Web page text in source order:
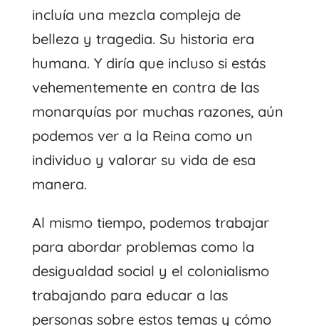
incluía una mezcla compleja de
belleza y tragedia. Su historia era
humana. Y diría que incluso si estás
vehementemente en contra de las
monarquías por muchas razones, aún
podemos ver a la Reina como un
individuo y valorar su vida de esa
manera.
Al mismo tiempo, podemos trabajar
para abordar problemas como la
desigualdad social y el colonialismo
trabajando para educar a las
personas sobre estos temas y cómo